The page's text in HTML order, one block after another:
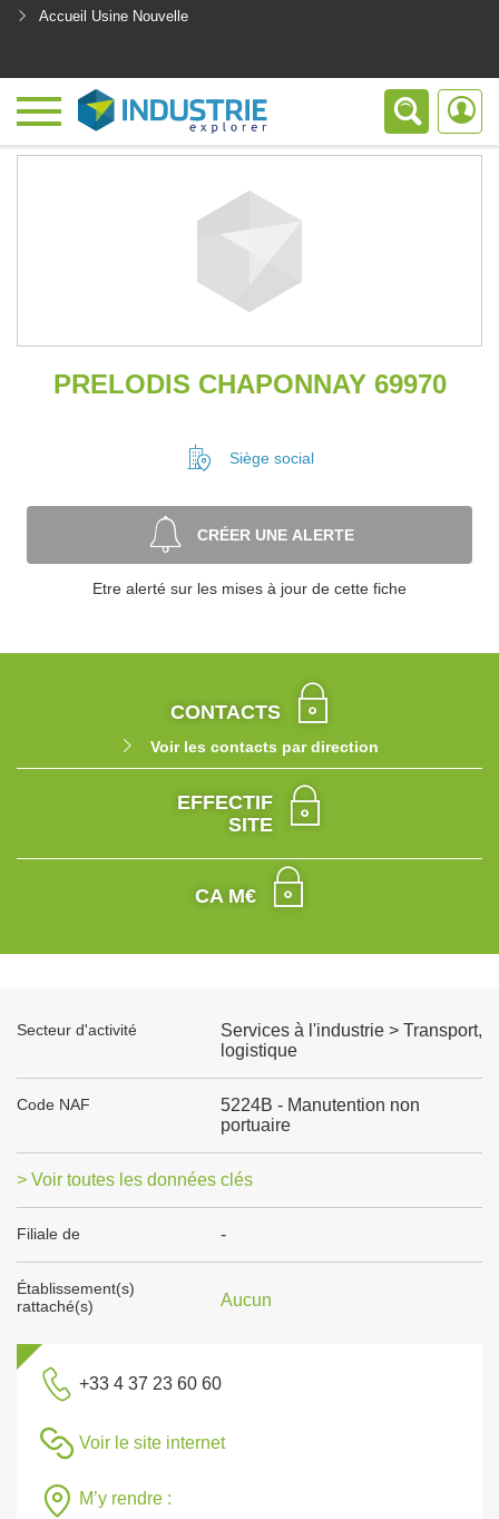
Accueil Usine Nouvelle
PRELODIS CHAPONNAY 69970
Siège social
CRÉER UNE ALERTE
Etre alerté sur les mises à jour de cette fiche
CONTACTS
Voir les contacts par direction
EFFECTIF
SITE
CA M€
Secteur d'activité
Services à l'industrie > Transport,
logistique
Code NAF
5224B - Manutention non
portuaire
> Voir toutes les données clés
Filiale de -
Établissement(s)
rattaché(s)
Aucun
+33 4 37 23 60 60
Voir le site internet
M’y rendre :